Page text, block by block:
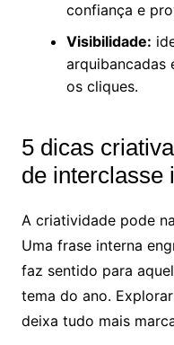
confiança e
Visibilidade:
arquibancadas
os cliques.
5 dicas
de interclasse
A criatividade pode
Uma frase interna
faz sentido para
tema do ano.
deixa tudo mais